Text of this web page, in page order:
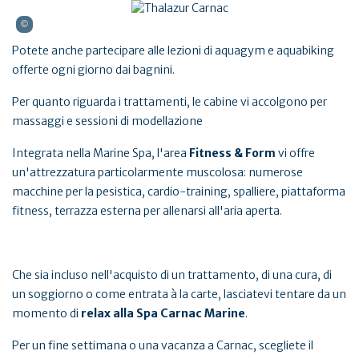
Potete anche partecipare alle lezioni di aquagym e aquabiking
offerte ogni giorno dai bagnini.
Per quanto riguarda i trattamenti, le cabine vi accolgono per
massaggi e sessioni di modellazione
Integrata nella Marine Spa, l'area Fitness & Form vi offre
un'attrezzatura particolarmente muscolosa: numerose
macchine per la pesistica, cardio-training, spalliere, piattaforma
fitness, terrazza esterna per allenarsi all'aria aperta.
Che sia incluso nell'acquisto di un trattamento, di una cura, di
un soggiorno o come entrata à la carte, lasciatevi tentare da un
momento di relax alla Spa Carnac Marine.
Per un fine settimana o una vacanza a Carnac, scegliete il